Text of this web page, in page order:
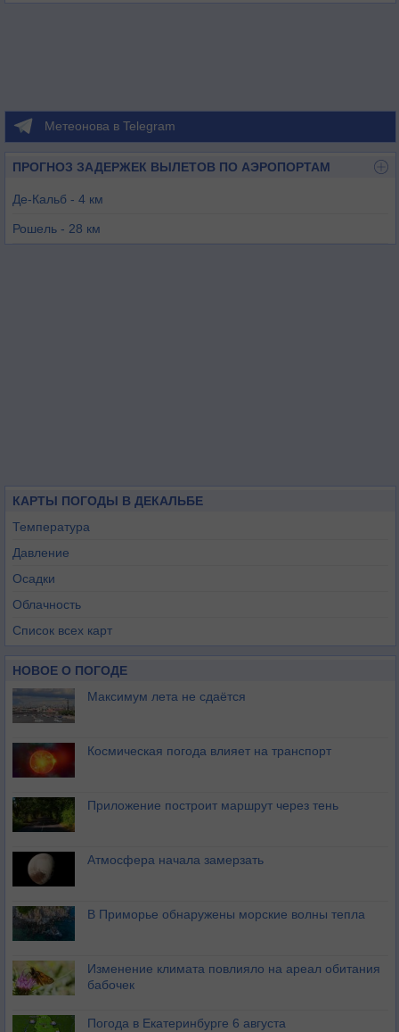
Метеонова в Telegram
ПРОГНОЗ ЗАДЕРЖЕК ВЫЛЕТОВ ПО АЭРОПОРТАМ
Де-Кальб - 4 км
Рошель - 28 км
КАРТЫ ПОГОДЫ В ДЕКАЛЬБЕ
Температура
Давление
Осадки
Облачность
Список всех карт
НОВОЕ О ПОГОДЕ
Максимум лета не сдаётся
Космическая погода влияет на транспорт
Приложение построит маршрут через тень
Атмосфера начала замерзать
В Приморье обнаружены морские волны тепла
Изменение климата повлияло на ареал обитания
бабочек
Погода в Екатеринбурге 6 августа